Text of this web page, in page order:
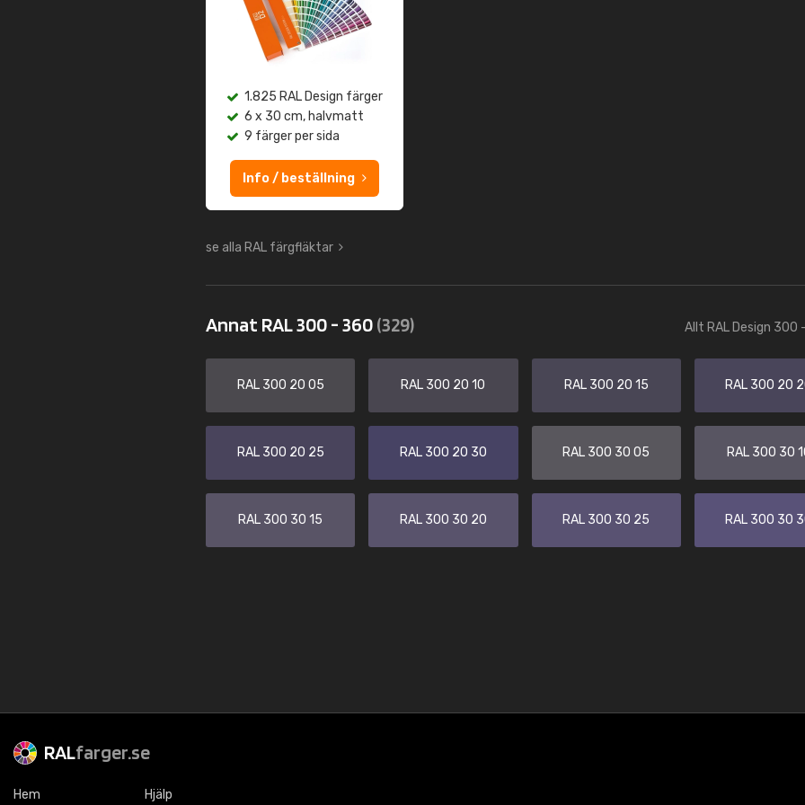
1.825 RAL Design färger
6 x 30 cm, halvmatt
9 färger per sida
Info / beställning
se alla RAL färgfläktar
Annat RAL 300 - 360(329) Allt RAL Design 300
RAL 300 20 05 RAL 300 20 10 RAL 300 20 15 RAL 300 20
RAL 300 20 25 RAL 300 20 30 RAL 300 30 05 RAL 300 30
RAL 300 30 15 RAL 300 30 20 RAL 300 30 25 RAL 300 30
RALfarger.se
Hem Hjälp